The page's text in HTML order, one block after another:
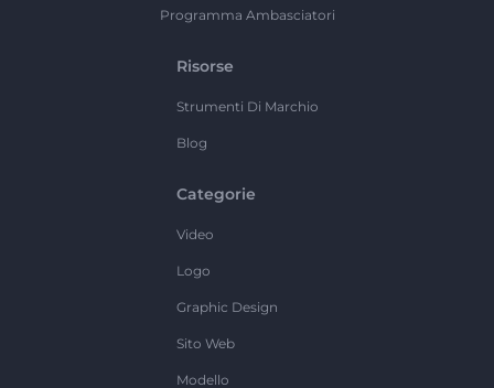
Programma Ambasciatori
Risorse
Strumenti Di Marchio
Blog
Categorie
Video
Logo
Graphic Design
Sito Web
Modello